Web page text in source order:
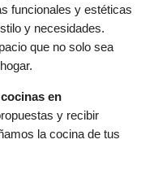
funcionales y estéticas
y necesidades.
que no solo sea
en
y recibir
la cocina de tus